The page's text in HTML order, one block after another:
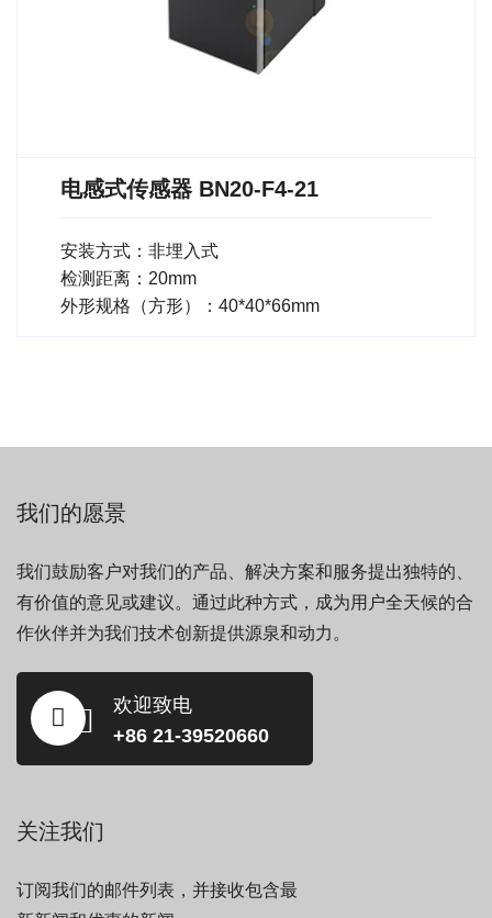
电感式传感器 BN20-F4-21
安装方式：非埋入式
检测距离：20mm
外形规格（方形）：40*40*66mm
我们的愿景
我们鼓励客户对我们的产品、解决方案和服务提出独特的、
有价值的意见或建议。通过此种方式，成为用户全天候的合
作伙伴并为我们技术创新提供源泉和动力。
欢迎致电
+86 21-39520660
关注我们
订阅我们的邮件列表，并接收包含最